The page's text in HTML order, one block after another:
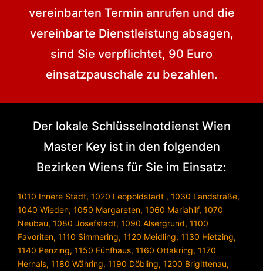
vereinbarten Termin anrufen und die
vereinbarte Dienstleistung absagen,
sind Sie verpflichtet, 90 Euro
einsatzpauschale zu bezahlen.
Der lokale Schlüsselnotdienst Wien
Master Key ist in den folgenden
Bezirken Wiens für Sie im Einsatz:
1010 Innere Stadt, 1020 Leopoldstadt , 1030 Landstraße,
1040 Wieden, 1050 Margareten, 1060 Mariahilf, 1070
Neubau, 1080 Josefstadt, 1090 Alsergrund, 1100
Favoriten, 1110 Simmering, 1120 Meidling, 1130 Hietzing,
1140 Penzing, 1150 Fünfhaus, 1160 Ottakring, 1170
Hernals, 1180 Währing, 1190 Döbling, 1200 Brigittenau,